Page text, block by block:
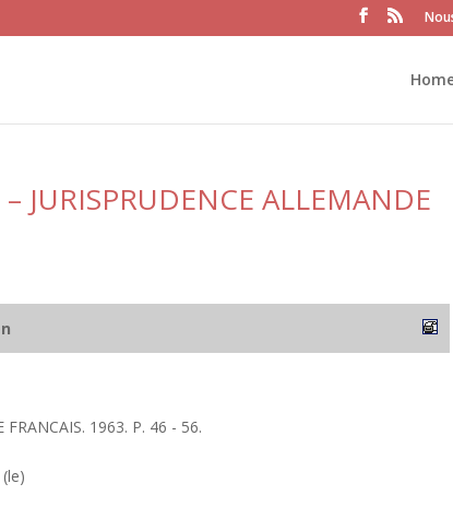
JURISPRUDENCE ALLEMANDE
1963. P. 46 - 56.